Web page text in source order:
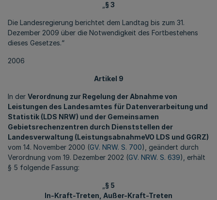
§ 3
Die Landesregierung berichtet dem Landtag bis zum 31.
Dezember 2009 über die Notwendigkeit des Fortbestehens
dieses Gesetzes.“
2006
Artikel 9
In der Verordnung zur Regelung der Abnahme von
Leistungen des Landesamtes für Datenverarbeitung und
Statistik (LDS NRW) und der Gemeinsamen
Gebietsrechenzentren durch Dienststellen der
Landesverwaltung (LeistungsabnahmeVO LDS und GGRZ)
vom 14. November 2000 (GV. NRW. S. 700), geändert durch
Verordnung vom 19. Dezember 2002 (GV. NRW. S. 639), erhält
§ 5 folgende Fassung:
§ 5
In-Kraft-Treten, Außer-Kraft-Treten